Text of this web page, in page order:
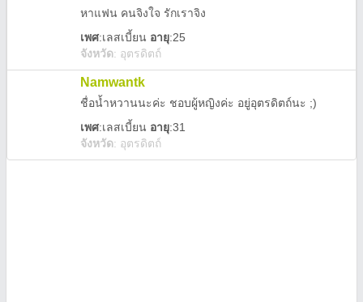
หาแฟน คนจิงใจ รักเราจิง
เพศ:เลสเบี้ยน อายุ:25
จังหวัด: อุตรดิตถ์
Namwantk
ชื่อน้ำหวานนะค่ะ ชอบผู้หญิงค่ะ อยู่อุตรดิตถ์นะ ;)
เพศ:เลสเบี้ยน อายุ:31
จังหวัด: อุตรดิตถ์